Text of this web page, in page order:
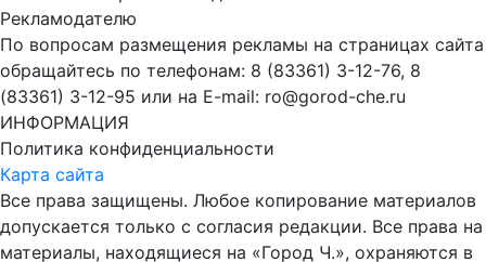
Рекламодателю
По вопросам размещения рекламы на страницах сайта
обращайтесь по телефонам: 8 (83361) 3-12-76, 8
(83361) 3-12-95 или на E-mail: ro@gorod-che.ru
ИНФОРМАЦИЯ
Политика конфиденциальности
Карта сайта
Все права защищены. Любое копирование материалов
допускается только с согласия редакции. Все права на
материалы, находящиеся на «Город Ч.», охраняются в